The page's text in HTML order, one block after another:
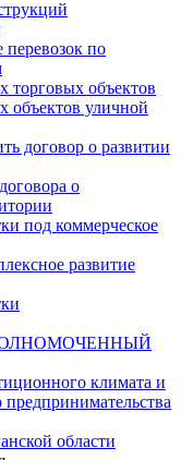
по
торговых объектов
объектов уличной
договор о развитии
о
под коммерческое
развитие
климата и
области